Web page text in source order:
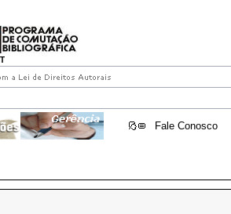
Fale Conosco